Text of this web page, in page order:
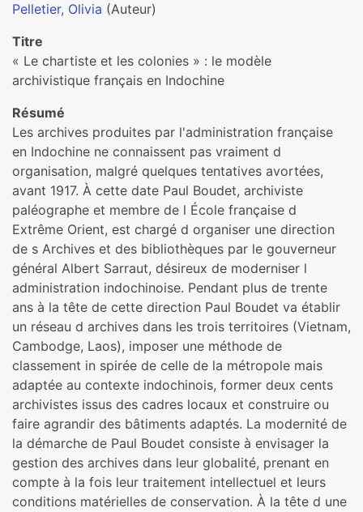
Pelletier, Olivia (Auteur)
Titre
« Le chartiste et les colonies » : le modèle
archivistique français en Indochine
Résumé
Les archives produites par l'administration française
en Indochine ne connaissent pas vraiment d
organisation, malgré quelques tentatives avortées,
avant 1917. À cette date Paul Boudet, archiviste
paléographe et membre de l École française d
Extrême Orient, est chargé d organiser une direction
de s Archives et des bibliothèques par le gouverneur
général Albert Sarraut, désireux de moderniser l
administration indochinoise. Pendant plus de trente
ans à la tête de cette direction Paul Boudet va établir
un réseau d archives dans les trois territoires (Vietnam,
Cambodge, Laos), imposer une méthode de
classement in spirée de celle de la métropole mais
adaptée au contexte indochinois, former deux cents
archivistes issus des cadres locaux et construire ou
faire agrandir des bâtiments adaptés. La modernité de
la démarche de Paul Boudet consiste à envisager la
gestion des archives dans leur globalité, prenant en
compte à la fois leur traitement intellectuel et leurs
conditions matérielles de conservation. À la tête d une